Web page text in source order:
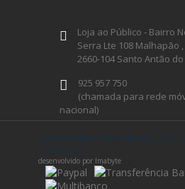
Loja ao Público - Bairro
Serra Lte 108 Malhapão ,
2660-104 Santo Antão
925 957 750
(chamada para rede
nacional)
ferramentaprofissional.pt® 2026 -
reservados
desenvolvido por Imabyte